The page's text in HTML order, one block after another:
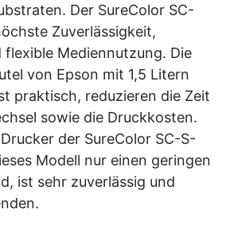
Der SureColor SC-
Zuverlässigkeit,
Mediennutzung. Die
von Epson mit 1,5 Litern
praktisch, reduzieren die Zeit
sowie die Druckkosten.
der SureColor SC-S-
Modell nur einen geringen
ist sehr zuverlässig und